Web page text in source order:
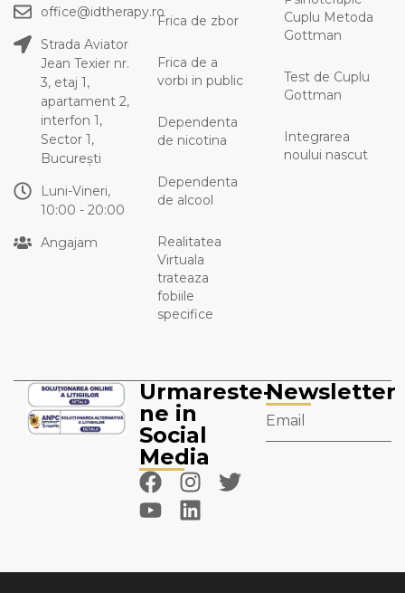
office@idtherapy.ro
Strada Aviator
Jean Texier nr.
3, etaj 1,
apartament 2,
interfon 1,
Sector 1,
București
Luni-Vineri,
10:00 - 20:00
Angajam
Frica de zbor
Frica de a
vorbi in public
Dependenta
de nicotina
Dependenta
de alcool
Realitatea
Virtuala
trateaza
fobiile
specifice
Cuplu Metoda
Gottman
Test de Cuplu
Gottman
Integrarea
noului nascut
Urmareste-
ne in
Social
Media
Newsletter